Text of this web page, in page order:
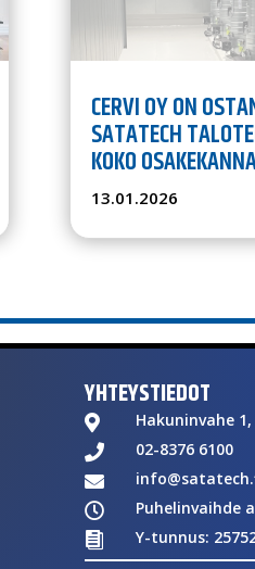
CERVI OY ON
SATATECH
KOKO
13.01.2026
YHTEYSTIEDOT
 Hakuninvahe
 02-8376 6100

 Puhelinvaihde
 Y-tunnus: